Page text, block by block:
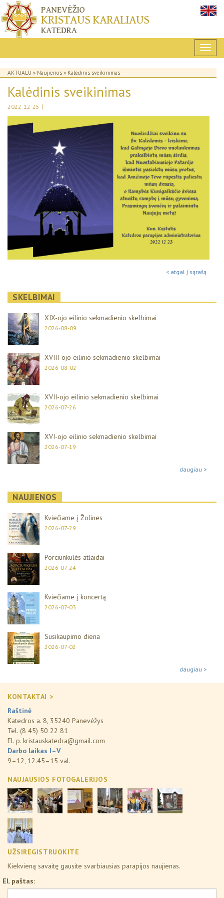
AKTUALU » Naujienos » Kalėdinis sveikinimas
Kalėdinis sveikinimas
2022-12-25 |
< atgal į sąrašą
SKELBIMAI
XIX-ojo eilinio sekmadienio skelbimai
2026-08-09
XVIII-ojo eilinio sekmadienio skelbimai
2026-08-02
XVII-ojo eilinio sekmadienio skelbimai
2026-07-26
XVI-ojo eilinio sekmadienio skelbimai
2026-07-19
daugiau >
NAUJIENOS
Kviečiame į Žolines
2026-07-29
Porciunkulės atlaidai
2026-07-24
Kviečiame į koncertą
2026-07-03
Susikaupimo diena
2026-07-02
daugiau >
KONTAKTAI >
Raštinė
Katedros a. 8, 35240 Panevėžys
Tel. (8 45) 50 22 81
El. p. kristauskatedra@gmail.com
Darbo laikas I–V
9–12, 12.45–15 val.
NAUJAUSIOS FOTOGALERIJOS
UŽSIREGISTRUOKITE
Kiekvieną savaitę gausite svarbiausias parapijos naujienas.
El. paštas: